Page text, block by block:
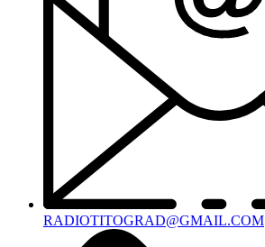
RADIOTITOGRAD@GMAIL.COM